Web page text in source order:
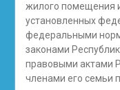
жилого помещения
установленных
федеральными
законами
правовыми актами
членами его семьи